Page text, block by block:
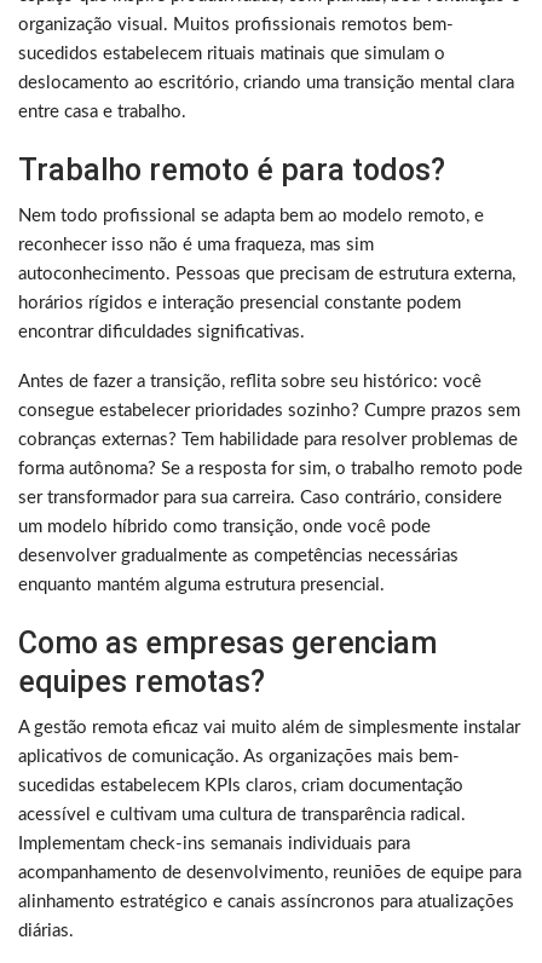
organização visual. Muitos profissionais remotos bem-
sucedidos estabelecem rituais matinais que simulam o
deslocamento ao escritório, criando uma transição mental clara
entre casa e trabalho.
Trabalho remoto é para todos?
Nem todo profissional se adapta bem ao modelo remoto, e
reconhecer isso não é uma fraqueza, mas sim
autoconhecimento. Pessoas que precisam de estrutura externa,
horários rígidos e interação presencial constante podem
encontrar dificuldades significativas.
Antes de fazer a transição, reflita sobre seu histórico: você
consegue estabelecer prioridades sozinho? Cumpre prazos sem
cobranças externas? Tem habilidade para resolver problemas de
forma autônoma? Se a resposta for sim, o trabalho remoto pode
ser transformador para sua carreira. Caso contrário, considere
um modelo híbrido como transição, onde você pode
desenvolver gradualmente as competências necessárias
enquanto mantém alguma estrutura presencial.
Como as empresas gerenciam
equipes remotas?
A gestão remota eficaz vai muito além de simplesmente instalar
aplicativos de comunicação. As organizações mais bem-
sucedidas estabelecem KPIs claros, criam documentação
acessível e cultivam uma cultura de transparência radical.
Implementam check-ins semanais individuais para
acompanhamento de desenvolvimento, reuniões de equipe para
alinhamento estratégico e canais assíncronos para atualizações
diárias.